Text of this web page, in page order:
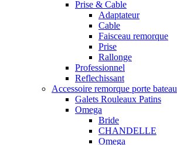
Prise & Cable
Adaptateur
Cable
Faisceau remorque
Prise
Rallonge
Professionnel
Reflechissant
Accessoire remorque porte bateau
Galets Rouleaux Patins
Omega
Bride
CHANDELLE
Omega